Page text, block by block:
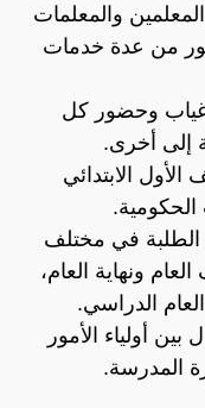
والمعلمات
من عدة خدمات
غياب وحضور كل
إلى أخرى.
الابتدائي
الطلبة في مختلف
ونهاية العام،
الدراسي.
أولياء الأمور
المدرسة.